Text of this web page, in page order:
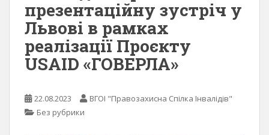
презентаційну зустріч у
Львові в рамках
реалізації Проєкту
USAID «ГОВЕРЛА»
22.08.2023
ВГОІ "Правозахисна Спілка Інвалідів"
Без рубрики